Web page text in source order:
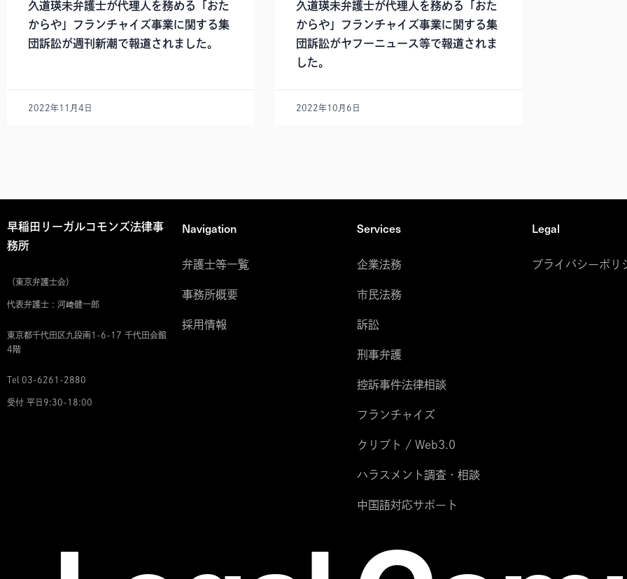
久道瑛未弁護士が代理人を務める「おた
からや」フランチャイズ事業に関する集
団訴訟が週刊新潮で報道されました。
2022年11月4日
久道瑛未弁護士が代理人を務める「おた
からや」フランチャイズ事業に関する集
団訴訟がヤフーニュース等で報道されま
した。
2022年10月6日
早稲田リーガルコモンズ法律事
務所
（東京弁護士会）
代表弁護士 : 河﨑健一郎
東京都千代田区九段南1-6-17 千代田会館
4階
Tel 03-6261-2880
受付 平日9:30-18:00
Navigation
弁護士等一覧
事務所概要
採用情報
Services
企業法務
市民法務
訴訟
刑事弁護
控訴事件法律相談
フランチャイズ
クリプト / Web3.0
ハラスメント調査・相談
中国語対応サポート
Legal
プライバシーポリ